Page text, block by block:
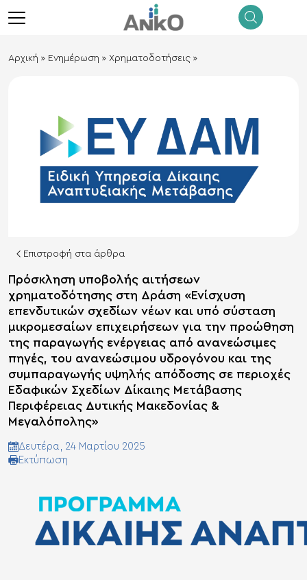
Αρχική » Ενημέρωση » Xρηματοδοτήσεις »
Επιστροφή στα άρθρα
Πρόσκληση υποβολής αιτήσεων
χρηματοδότησης στη Δράση «Ενίσχυση
επενδυτικών σχεδίων νέων και υπό σύσταση
μικρομεσαίων επιχειρήσεων για την προώθηση
της παραγωγής ενέργειας από ανανεώσιμες
πηγές, του ανανεώσιμου υδρογόνου και της
συμπαραγωγής υψηλής απόδοσης σε περιοχές
Εδαφικών Σχεδίων Δίκαιης Μετάβασης
Περιφέρειας Δυτικής Μακεδονίας &
Μεγαλόπολης»
Δευτέρα, 24 Μαρτίου 2025
Eκτύπωση